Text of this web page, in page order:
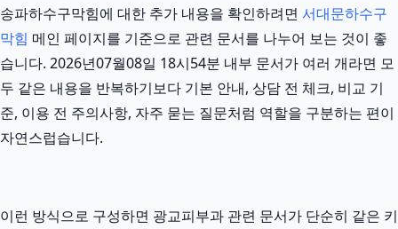
송파하수구막힘에 대한 추가 내용을 확인하려면 서대문하수구
막힘 메인 페이지를 기준으로 관련 문서를 나누어 보는 것이 좋
습니다. 2026년07월08일 18시54분 내부 문서가 여러 개라면 모
두 같은 내용을 반복하기보다 기본 안내, 상담 전 체크, 비교 기
준, 이용 전 주의사항, 자주 묻는 질문처럼 역할을 구분하는 편이
자연스럽습니다.
이런 방식으로 구성하면 광교피부과 관련 문서가 단순히 같은 키